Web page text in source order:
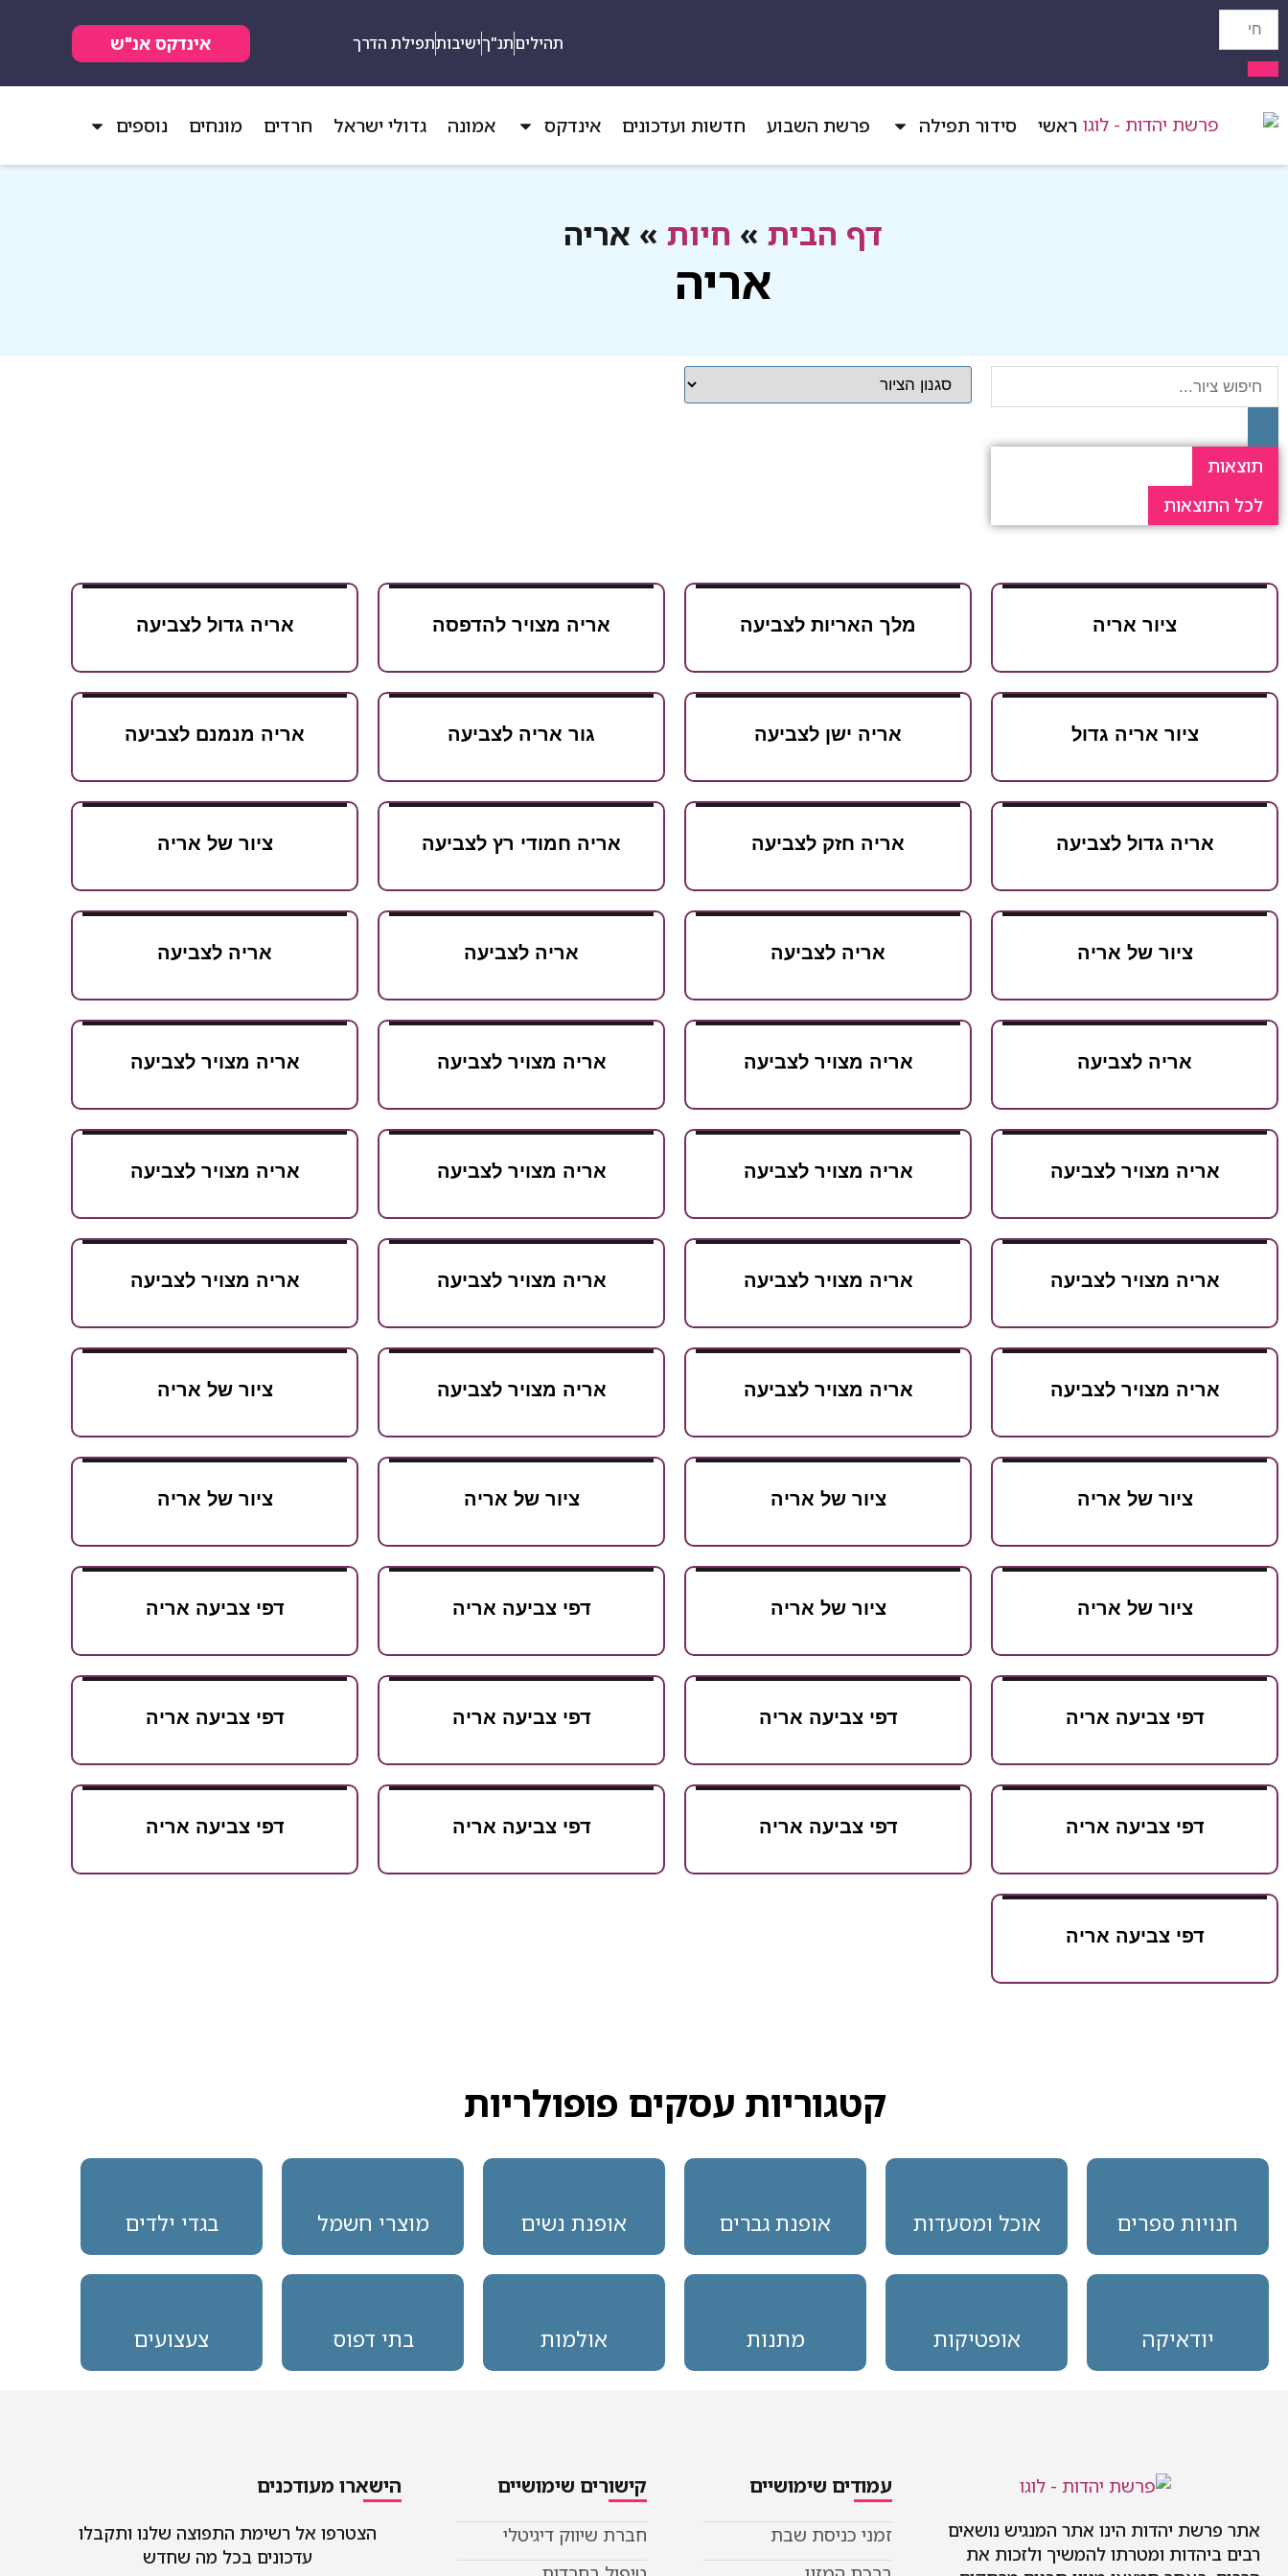
תהיליםתנ"ךישיבותתפילת הדרך אינדקס אנ"ש
ראשי סידור תפילה פרשת השבוע חדשות ועדכונים אינדקס אמונה גדולי ישראל חרדים מונחים נוספים
דף הבית » חיות » אריה
אריה
תוצאות
לכל התוצאות
ציור אריה מלך האריות לצביעה אריה מצויר להדפסה אריה גדול לצביעה
ציור אריה גדול אריה ישן לצביעה גור אריה לצביעה אריה מנמנם לצביעה
אריה גדול לצביעה אריה חזק לצביעה אריה חמודי רץ לצביעה ציור של אריה
ציור של אריה אריה לצביעה אריה לצביעה אריה לצביעה
אריה לצביעה אריה מצויר לצביעה אריה מצויר לצביעה אריה מצויר לצביעה
אריה מצויר לצביעה אריה מצויר לצביעה אריה מצויר לצביעה אריה מצויר לצביעה
אריה מצויר לצביעה אריה מצויר לצביעה אריה מצויר לצביעה אריה מצויר לצביעה
אריה מצויר לצביעה אריה מצויר לצביעה אריה מצויר לצביעה ציור של אריה
ציור של אריה ציור של אריה ציור של אריה ציור של אריה
ציור של אריה ציור של אריה דפי צביעה אריה דפי צביעה אריה
דפי צביעה אריה דפי צביעה אריה דפי צביעה אריה דפי צביעה אריה
דפי צביעה אריה דפי צביעה אריה דפי צביעה אריה דפי צביעה אריה
דפי צביעה אריה
קטגוריות עסקים פופולריות
חנויות ספרים אוכל ומסעדות אופנת גברים אופנת נשים מוצרי חשמל בגדי ילדים
יודאיקה אופטיקות מתנות אולמות בתי דפוס צעצועים
אתר פרשת יהדות הינו אתר המנגיש נושאים
רבים ביהדות ומטרתו להמשיך ולזכות את
עמודים שימושיים
זמני כניסת שבת
קישורים שימושיים
חברת שיווק דיגיטלי
הישארו מעודכנים
הצטרפו אל רשימת התפוצה שלנו ותקבלו
עדכונים בכל מה שחדש